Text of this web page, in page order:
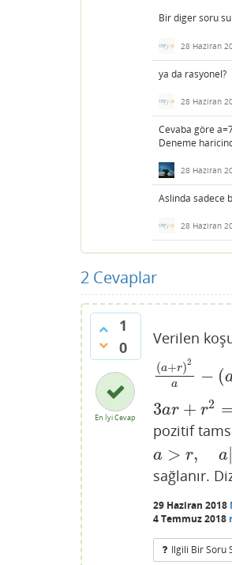
Bir diger soru su
28 Haziran
ya da
28 Haziran
Cevaba göre
Deneme
28 Haziran
Aslinda sadece
28 Haziran
2 Cevaplar
1
0
En İyi Cevap
Verilen
(a+r)2
a − (
(a+r)2a −(a −r
3ar + r2
3ar+ r2 =48.a
pozitif
a > r, a
a> r,a |r
sağlanır.
29 Haziran 2018
4 Temmuz 2018
Ilgili Bir Soru